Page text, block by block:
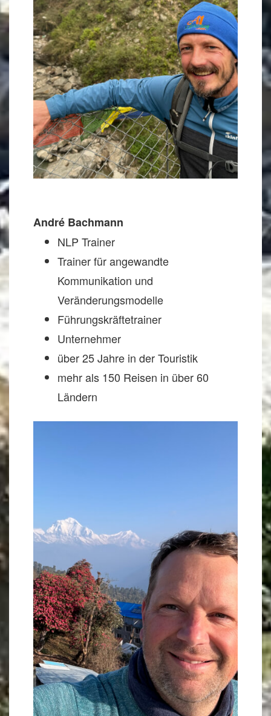
André Bachmann
NLP Trainer
Trainer für angewandte
Kommunikation und
Veränderungsmodelle
Führungskräftetrainer
Unternehmer
über 25 Jahre in der Touristik
mehr als 150 Reisen in über 60
Ländern